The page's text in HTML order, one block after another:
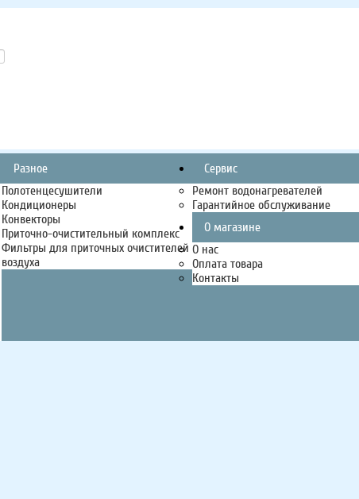
Разное
Полотенцесушители
Кондиционеры
Конвекторы
Приточно-очистительный комплекс
Фильтры для приточных очистителей
воздуха
Сервис
Ремонт водонагревателей
Гарантийное обслуживание
О магазине
О нас
Оплата товара
Контакты